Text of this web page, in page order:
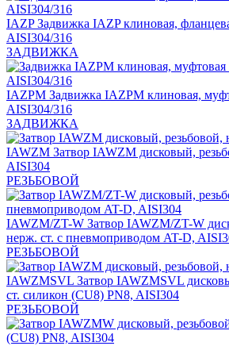
IAZP Задвижка IAZP клиновая,
AISI304/316
ЗАДВИЖКА
IAZPM Задвижка IAZPM клиновая,
AISI304/316
ЗАДВИЖКА
IAWZM Затвор IAWZM дисковый,
AISI304
РЕЗЬБОВОЙ
IAWZM/ZT-W Затвор IAWZM/ZT-W
нерж. ст. с пневмоприводом AT-D,
РЕЗЬБОВОЙ
IAWZMSVL Затвор IAWZMSVL
ст. силикон (CU8) PN8, AISI304
РЕЗЬБОВОЙ